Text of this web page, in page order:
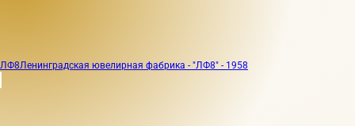
ЛФ8Ленинградская ювелирная фабрика - "ЛФ8" - 1958